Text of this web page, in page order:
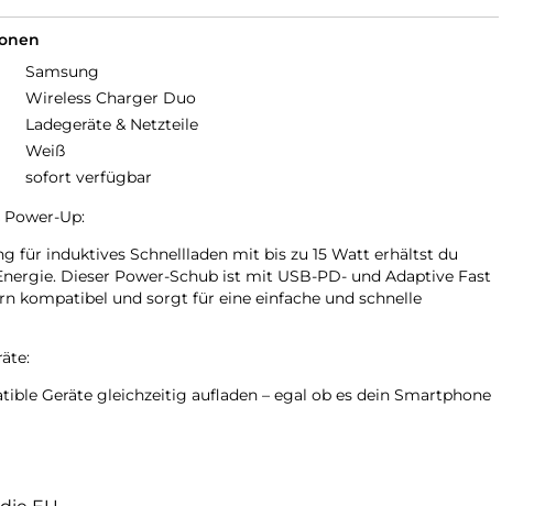
Samsung
Wireless Charger Duo
Ladegeräte & Netzteile
Weiß
sofort verfügbar
Up:
für induktives Schnellladen mit bis zu 15 Watt erhältst du
Dieser Power-Schub ist mit USB-PD- und Adaptive Fast
kompatibel und sorgt für eine einfache und schnelle
Geräte gleichzeitig aufladen – egal ob es dein Smartphone
ist oder die Galaxy Watch und deine Galaxy Buds.